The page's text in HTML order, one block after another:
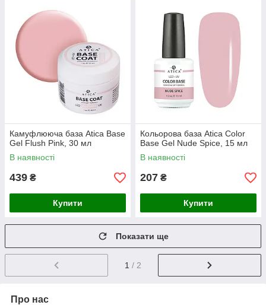
Камуфлююча база Atica Base
Gel Flush Pink, 30 мл
В наявності
439 ₴
Купити
Кольорова база Atica Color
Base Gel Nude Spice, 15 мл
В наявності
207 ₴
Купити
Показати ще
1 / 2
Про нас